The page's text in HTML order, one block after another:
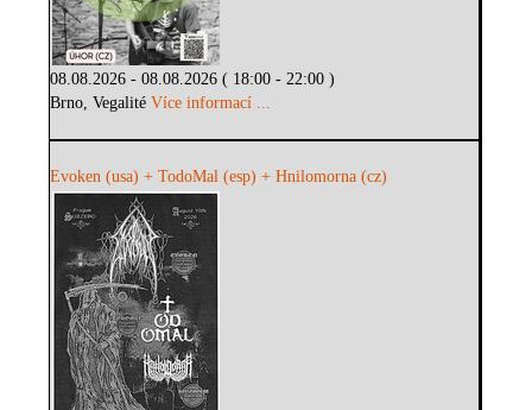
08.08.2026 - 08.08.2026 ( 18:00 - 22:00 )
Brno, VegalitéVíce informací ...
Evoken (usa) + TodoMal (esp) + Hnilomorna (cz)